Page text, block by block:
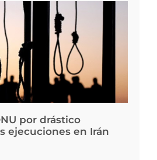
por drástico
ejecuciones en Irán